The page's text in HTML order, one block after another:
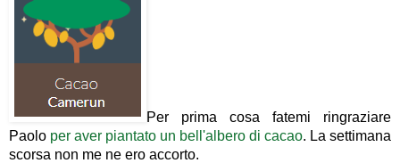
Per prima cosa fatemi ringraziare
Paolo per aver piantato un bell'albero di cacao. La settimana
scorsa non me ne ero accorto.